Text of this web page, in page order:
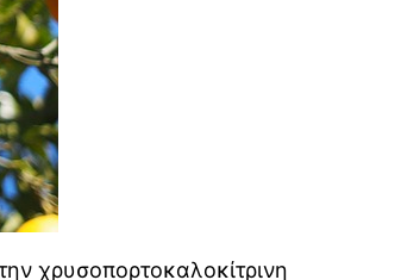
χρυσοπορτοκαλοκίτρινη